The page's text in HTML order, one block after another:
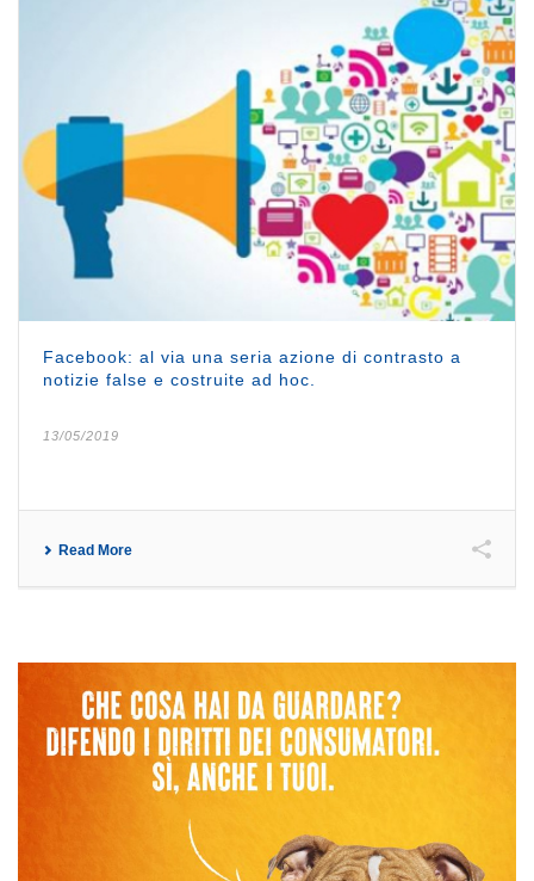
Facebook: al via una seria azione di contrasto a
notizie false e costruite ad hoc.
13/05/2019
Read More